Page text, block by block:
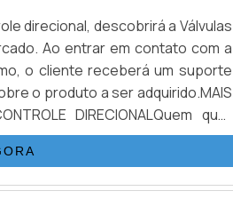
direcional, descobrirá a Válvulas
Ao entrar em contato com a
o cliente receberá um suporte
o produto a ser adquirido.MAIS
DIRECIONALQuem quer
uma empresa que preza pela